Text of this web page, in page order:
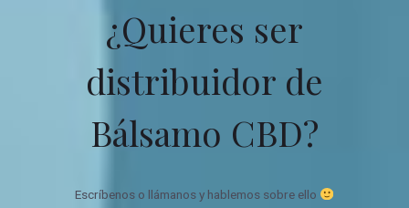
¿Quieres ser
distribuidor de
Bálsamo CBD?
Escríbenos o llámanos y hablemos sobre ello